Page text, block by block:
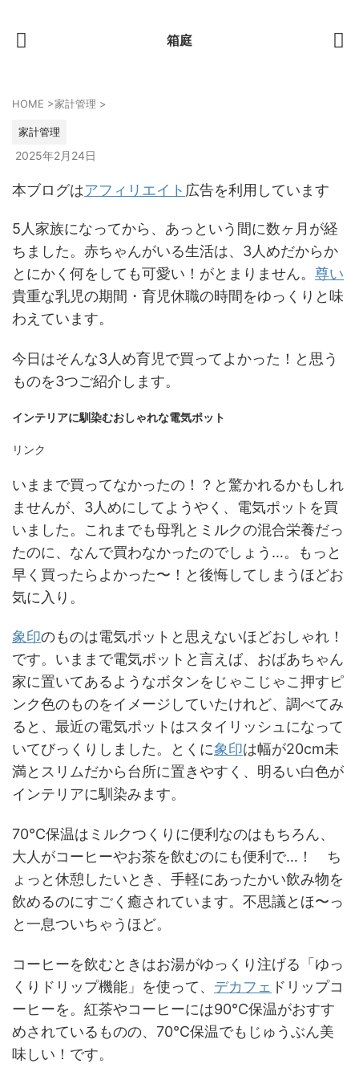
箱庭
HOME >家計管理 >
家計管理
2025年2月24日
本ブログはアフィリエイト 広告を利用しています
5人家族になってから、あっという間に数ヶ月が経
ちました。赤ちゃんがいる生活は、3人めだからか
とにかく何をしても可愛い！がとまりません。 尊い
貴重な乳児の期間・育児休職の時間をゆっくりと味
わえています。
今日はそんな3人め育児で買ってよかった！と思う
ものを3つご紹介します。
インテリアに馴染むおしゃれな電気ポット
リンク
いままで買ってなかったの！？と驚かれるかもしれ
ませんが、3人めにしてようやく、電気ポットを買
いました。これまでも母乳とミルクの混合栄養だっ
たのに、なんで買わなかったのでしょう…。もっと
早く買ったらよかった〜！と後悔してしまうほどお
気に入り。
象印のものは電気ポットと思えないほどおしゃれ！
です。いままで電気ポットと言えば、おばあちゃん
家に置いてあるようなボタンをじゃこじゃこ押すピ
ンク色のものをイメージしていたけれど、調べてみ
ると、最近の電気ポットはスタイリッシュになって
いてびっくりしました。とくに象印は幅が20cm未
満とスリムだから台所に置きやすく、明るい白色が
インテリアに馴染みます。
70℃保温はミルクつくりに便利なのはもちろん、
大人がコーヒーやお茶を飲むのにも便利で…！ ち
ょっと休憩したいとき、手軽にあったかい飲み物を
飲めるのにすごく癒されています。不思議とほ〜っ
と一息ついちゃうほど。
コーヒーを飲むときはお湯がゆっくり注げる「ゆっ
くりドリップ機能」を使って、 デカフェ ドリップコ
ーヒーを。紅茶やコーヒーには90℃保温がおすす
めされているものの、70℃保温でもじゅうぶん美
味しい！です。